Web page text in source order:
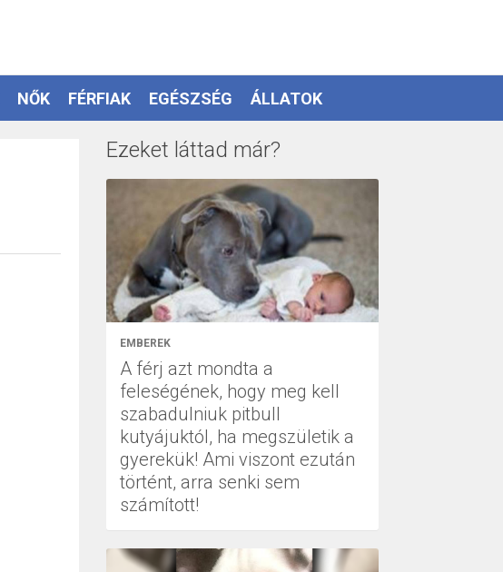
NŐK FÉRFIAK EGÉSZSÉG ÁLLATOK
Ezeket láttad már?
EMBEREK
A férj azt mondta a
feleségének, hogy meg kell
szabadulniuk pitbull
kutyájuktól, ha megszületik a
gyerekük! Ami viszont ezután
történt, arra senki sem
számított!